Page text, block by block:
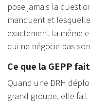
pose jamais la
manquent et
exactement la même
qui ne négocie pas
Ce que la GEPP
Quand une DRH
grand groupe, elle fait